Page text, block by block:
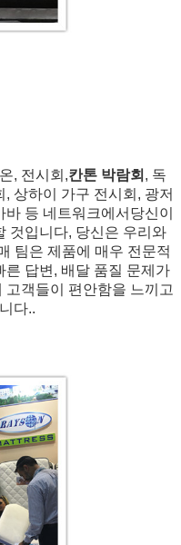
, 전시회,칸톤 박람회 , 독
상하이 가구 전시회, 광저
등 네트워크에서당신이
것입니다, 당신은 우리와
팀은 제품에 매우 전문적
른 답변, 배달 품질 문제가
객들이 편안함을 느끼고
다..